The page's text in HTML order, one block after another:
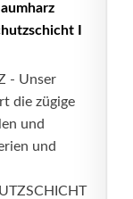
I
- Unser
die zügige
und
und